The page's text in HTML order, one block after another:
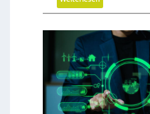
N
a
u
s
r
i
c